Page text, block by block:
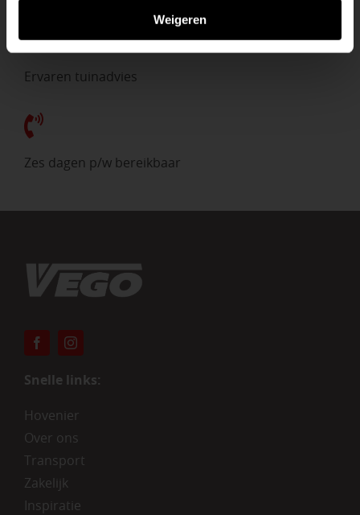
Weigeren
Ervaren tuinadvies
Zes dagen p/w bereikbaar
Snelle links:
Hovenier
Over ons
Transport
Zakelijk
Inspiratie